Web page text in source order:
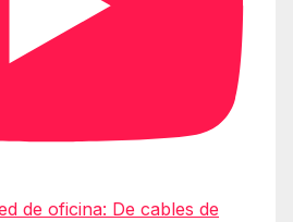
de oficina: De cables de